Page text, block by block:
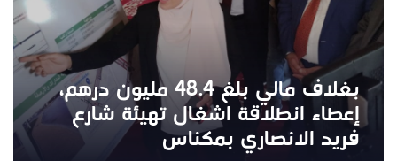
بغلاف مالي بلغ 48.4 مليون درهم،
إعطاء انطلاقة اشغال تهيئة شارع
فريد الانصاري بمكناس